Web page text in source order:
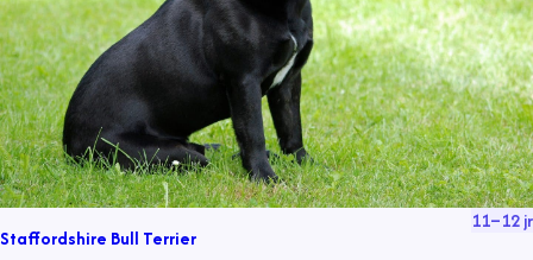
Staffordshire Bull Terrier
11–12jr